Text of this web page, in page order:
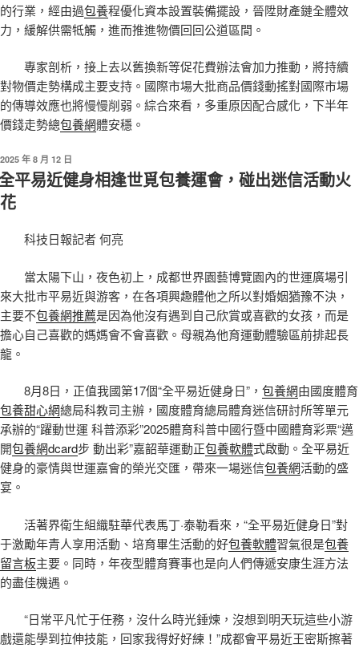
的行業，經由過包養程優化資本設置裝備擺設，晉陞財產鏈全體效
力，緩解供需牴觸，進而推進物價回回公道區間。
專家剖析，接上去以舊換新等促花費辦法會加力推動，將持續
對物價走勢構成主要支持。國際市場大批商品價錢動搖對國際市場
的傳導效應也將慢慢削弱。綜合來看，多重原因配合感化，下半年
價錢走勢總包養網體安穩。
發
佈
於
2025 年 8 月 12 日
平易近健身相逢世覓包養運會，碰出迷信活動火
花
科技日報記者 何亮
當太陽下山，夜色初上，成都世界園藝博覽園內的世運廣場引
來大批市平易近與游客，在各項興趣體他之所以對婚姻猶豫不決，
主要不包養網推薦是因為他沒有遇到自己欣賞或喜歡的女孩，而是
擔心自己喜歡的媽媽會不會喜歡。母親為他育運動體驗區前排起長
龍。
8月8日，正值我國第17個“全平易近健身日”， 包養網由國度體育
包養甜心網總局科教司主辦，國度體育總局體育迷信研討所等單元
承辦的“躍動世運 科普添彩”2025體育科普中國行暨中國體育彩票“邁
開包養網dcard步 動出彩”嘉韶華運動正包養軟體式啟動。全平易近
健身的豪情與世運嘉會的榮光交匯，帶來一場迷信包養網活動的盛
宴。
活著界衛生組織駐華代表馬丁·泰勒看來，“全平易近健身日”對
于激勵年青人享用活動、培育畢生活動的好包養軟體習氣很是包養
留言板主要。同時，年夜型體育賽事也是向人們傳遞安康生涯方法
的盡佳機遇。
“日常平凡忙于任務，沒什么時光錘煉，沒想到明天玩這些小游
戲還能學到拉伸技能，回家我得好好練！”成都會平易近王密斯擦著